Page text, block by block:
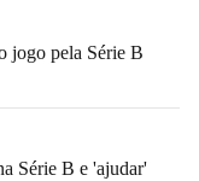
jogo pela Série B
Série B e 'ajudar'